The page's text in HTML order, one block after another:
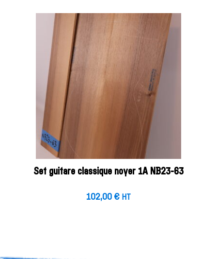
Set guitare classique noyer 1A NB23-63
102,00 € HT